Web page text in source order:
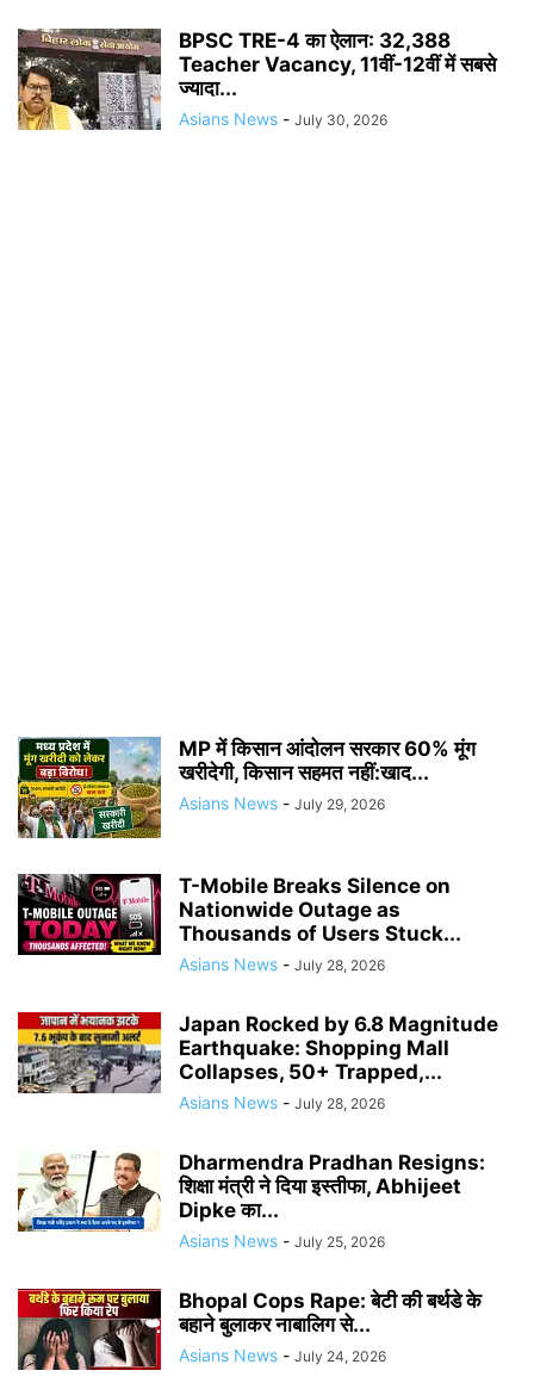
BPSC TRE-4 का ऐलान: 32,388
Teacher Vacancy, 11वीं-12वीं में सबसे
ज्यादा...
Asians News - July 30, 2026
MP में किसान आंदोलन सरकार 60% मूंग
खरीदेगी, किसान सहमत नहीं:खाद...
Asians News - July 29, 2026
T-Mobile Breaks Silence on
Nationwide Outage as
Thousands of Users Stuck...
Asians News - July 28, 2026
Japan Rocked by 6.8 Magnitude
Earthquake: Shopping Mall
Collapses, 50+ Trapped,...
Asians News - July 28, 2026
Dharmendra Pradhan Resigns:
शिक्षा मंत्री ने दिया इस्तीफा, Abhijeet
Dipke का...
Asians News - July 25, 2026
Bhopal Cops Rape: बेटी की बर्थडे के
बहाने बुलाकर नाबालिग से...
Asians News - July 24, 2026